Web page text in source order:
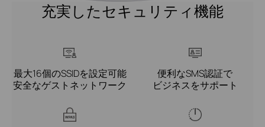
充実したセキュリティ機能
最大16個のSSIDを設定可能
安全なゲストネットワーク
便利なSMS認証で
ビジネスをサポート